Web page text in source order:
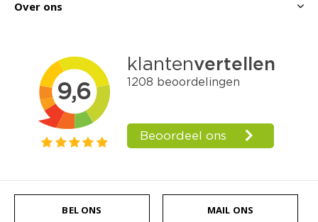
Over ons
BEL ONS MAIL ONS